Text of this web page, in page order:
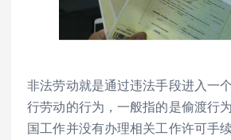
非法劳动就是通过违法手段进入一
行劳动的行为，一般指的是偷渡行
国工作并没有办理相关工作许可手